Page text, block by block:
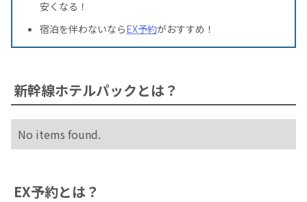
安くなる！
宿泊を伴わないならEX予約がおすすめ！
新幹線ホテルパックとは？
No items found.
EX予約とは？